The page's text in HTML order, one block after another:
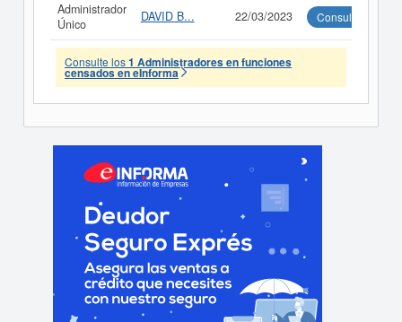
Administrador
Único
DAVID B... 22/03/2023 Consultar
Consulte los1 Administradores en funciones
censados en eInforma